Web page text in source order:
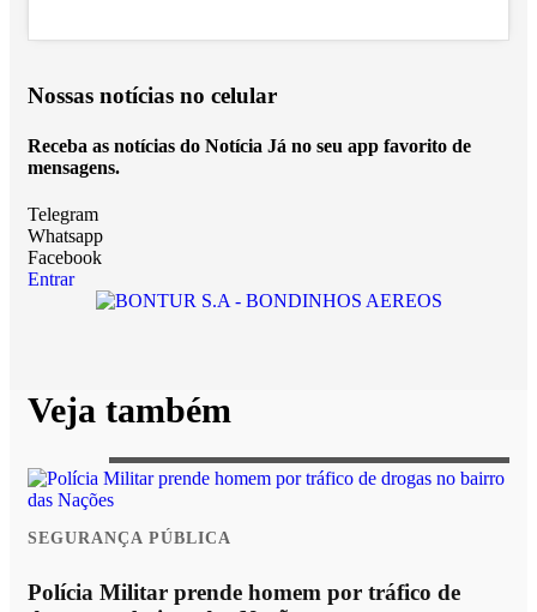
Nossas notícias no celular
Receba as notícias do Notícia Já no seu app favorito de
mensagens.
Telegram
Whatsapp
Facebook
Entrar
Veja também
SEGURANÇA PÚBLICA
Polícia Militar prende homem por tráfico de